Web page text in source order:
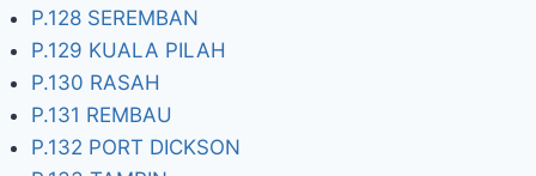
P.128 SEREMBAN
P.129 KUALA PILAH
P.130 RASAH
P.131 REMBAU
P.132 PORT DICKSON